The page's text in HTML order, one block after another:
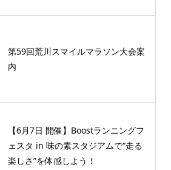
第59回荒川スマイルマラソン大会案
内
【6月7日 開催】Boostランニングフ
ェスタ in 味の素スタジアムで“走る
楽しさ”を体感しよう！